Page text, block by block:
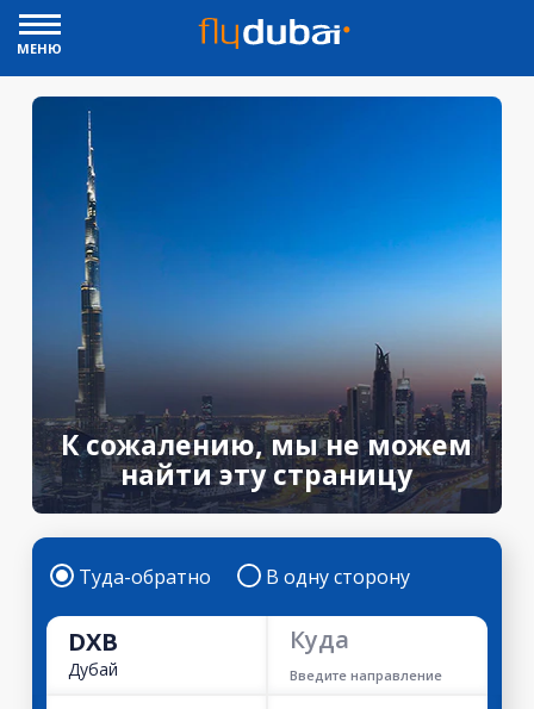
МЕНЮ
К сожалению, мы не можем
найти эту страницу
Туда-обратно В одну сторону
DXB
Дубай
Куда
Введите направление